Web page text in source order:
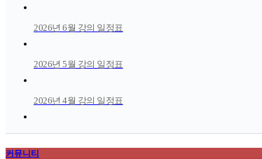
2026년 6월 강의 일정표
2026년 5월 강의 일정표
2026년 4월 강의 일정표
커뮤니티